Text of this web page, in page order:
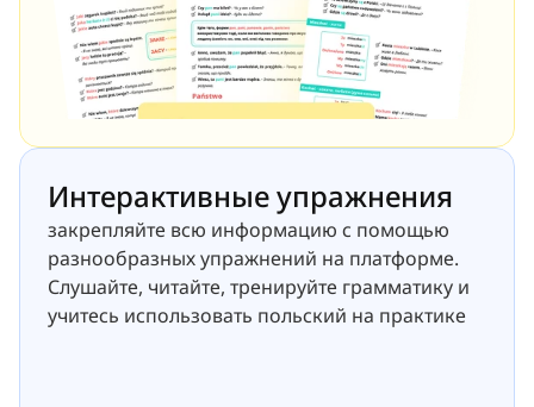
Интерактивные упражнения
закрепляйте всю информацию с помощью
разнообразных упражнений на платформе.
Слушайте, читайте, тренируйте грамматику и
учитесь использовать польский на практике